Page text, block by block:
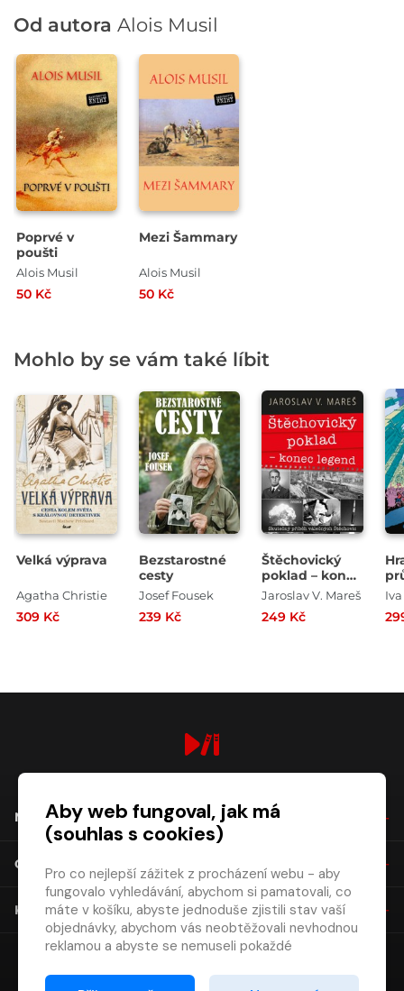
Od autora Alois Musil
Poprvé v
poušti
Alois Musil
50 Kč
Mezi Šammary
Alois Musil
50 Kč
Mohlo by se vám také líbit
Velká výprava
Agatha Christie
309 Kč
Bezstarostné
cesty
Josef Fousek
239 Kč
Štěchovický
poklad – konec
legend
Jaroslav V. Mareš
249 Kč
NÁKUP
O SPOLEČNOSTI
KONTAKT
Aby web fungoval, jak má
(souhlas s cookies)
Pro co nejlepší zážitek z procházení webu - aby
fungovalo vyhledávání, abychom si pamatovali, co
máte v košíku, abyste jednoduše zjistili stav vaší
objednávky, abychom vás neobtěžovali nevhodnou
reklamou a abyste se nemuseli pokaždé